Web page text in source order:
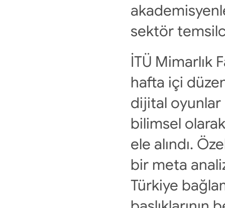
sektör
İTÜ Mimarlık
hafta içi
dijital oyunlar
bilimsel
ele alındı.
bir meta
Türkiye